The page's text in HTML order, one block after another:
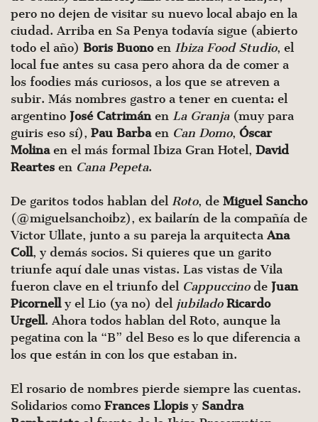
pero no dejen de visitar su nuevo local abajo en la
ciudad. Arriba en Sa Penya todavía sigue (abierto
todo el año) Boris Buonoen Ibiza Food Studio, el
local fue antes su casa pero ahora da de comer a
los foodies más curiosos, a los que se atreven a
subir. Más nombres gastro a tener en cuenta: el
argentino José Catrimánen La Granja(muy para
guiris eso sí), Pau Barbaen Can Domo, Óscar
Molinaen el más formal Ibiza Gran Hotel, David
Reartes en Cana Pepeta.
De garitos todos hablan del Roto, de Miguel Sancho
(@miguelsanchoibz), ex bailarín de la compañía de
Victor Ullate, junto a su pareja la arquitecta Ana
Coll, y demás socios. Si quieres que un garito
triunfe aquí dale unas vistas. Las vistas de Vila
fueron clave en el triunfo del Cappuccinode Juan
Picornelly el Lio (ya no) del jubilado Ricardo
Urgell. Ahora todos hablan del Roto, aunque la
pegatina con la “B” del Beso es lo que diferencia a
los que están in con los que estaban in.
El rosario de nombres pierde siempre las cuentas.
Solidarios como Frances Llopis y Sandra